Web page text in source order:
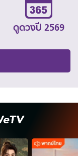
ดูดวงปี 2569